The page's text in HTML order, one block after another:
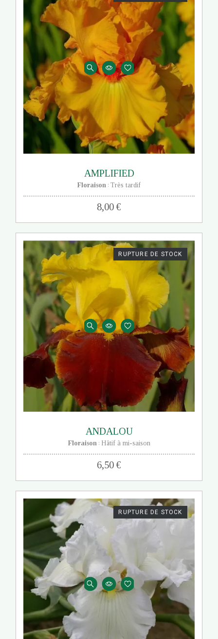
AMPLIFIED
8,00 €
Floraison : Très tardif
ANDALOU
6,50 €
Floraison : Hâtif à mi-saison
RUPTURE DE STOCK
RUPTURE DE STOCK